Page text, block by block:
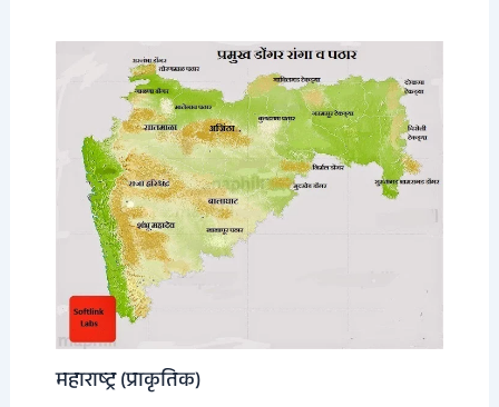
महाराष्ट्र (प्राकृतिक)